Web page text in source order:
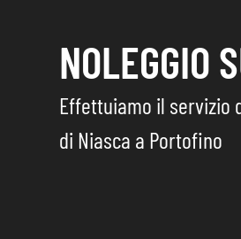
NOLEGGIO
Effettuiamo il servizio
di Niasca a Portofino